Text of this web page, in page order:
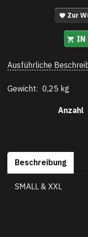
Zur
IN
Ausführliche
Gewicht: 0,25 kg
Anzahl
Beschreibung
SMALL & XXL